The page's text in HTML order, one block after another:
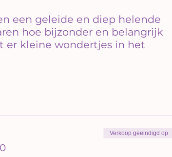
een geleide en diep helende
hoe bijzonder en belangrijk
er kleine wondertjes in het
Verkoop geëindigd op